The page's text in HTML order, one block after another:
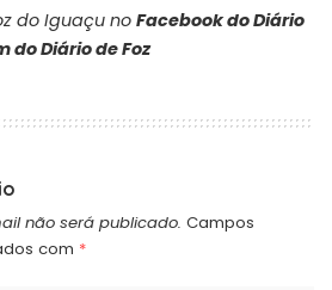
do Iguaçu no Facebook do Diário
do Diário de Foz
não será publicado. Campos
com *